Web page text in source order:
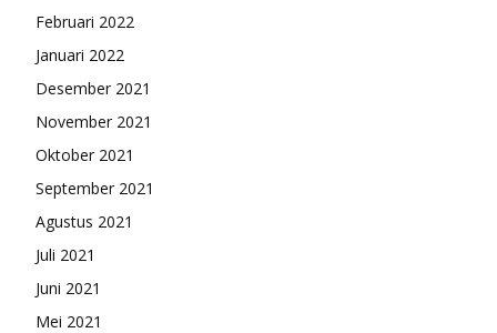
Februari 2022
Januari 2022
Desember 2021
November 2021
Oktober 2021
September 2021
Agustus 2021
Juli 2021
Juni 2021
Mei 2021